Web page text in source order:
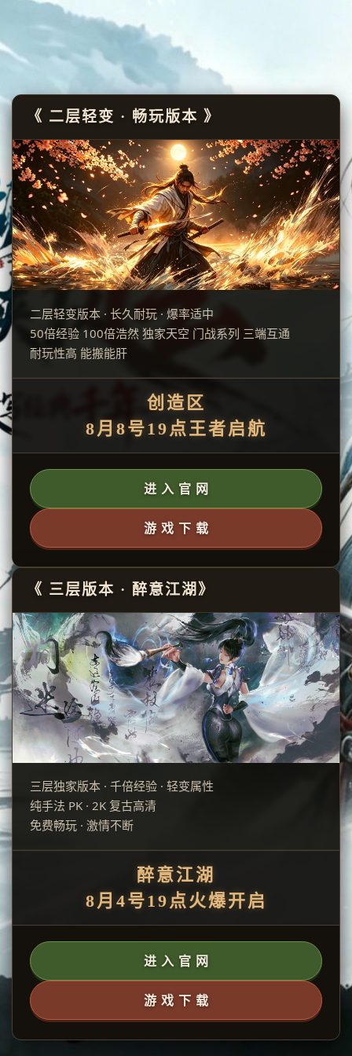
《 二层轻变 · 畅玩版本 》
二层轻变版本 · 长久耐玩 · 爆率适中
50倍经验 100倍浩然 独家天空 门战系列 三端互通
耐玩性高 能搬能肝
创造区
8月8号19点王者启航
进 入 官 网
游 戏 下 载
《 三层版本 · 醉意江湖》
三层独家版本 · 千倍经验 · 轻变属性
纯手法 PK · 2K 复古高清
免费畅玩 · 激情不断
醉意江湖
8月4号19点火爆开启
进 入 官 网
游 戏 下 载